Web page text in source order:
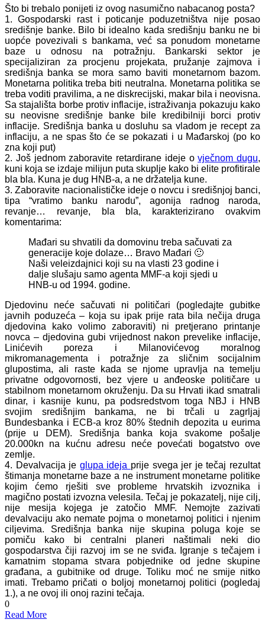
Što bi trebalo ponijeti iz ovog nasumično nabacanog posta?
1. Gospodarski rast i poticanje poduzetništva nije posao
središnje banke. Bilo bi idealno kada središnju banku ne bi
uopće povezivali s bankama, već sa ponudom monetarne
baze u odnosu na potražnju. Bankarski sektor je
specijaliziran za procjenu projekata, pružanje zajmova i
središnja banka se mora samo baviti monetarnom bazom.
Monetarna politika treba biti neutralna. Monetarna politika se
treba voditi pravilima, a ne diskrecijski, makar bila i neovisna.
Sa stajališta borbe protiv inflacije, istraživanja pokazuju kako
su neovisne središnje banke bile kredibilniji borci protiv
inflacije. Središnja banka u dosluhu sa vladom je recept za
inflaciju, a ne spas što će se pokazati i u Mađarskoj (po ko
zna koji put)
2. Još jednom zaboravite retardirane ideje ovječnom dugu,
kuni koja se izdaje milijun puta skuplje kako bi elite profitirale
bla bla. Kuna je dug HNB-a, a ne držatelja kune.
3. Zaboravite nacionalističke ideje o novcu i središnjoj banci,
tipa “vratimo banku narodu”, agonija radnog naroda,
revanje… revanje, bla bla, karakterizirano ovakvim
komentarima:
Mađari su shvatili da domovinu treba sačuvati za
generacije koje dolaze… Bravo Mađari 🙂
Naši veleizdajnici koji su na vlasti 23 godine i
dalje slušaju samo agenta MMF-a koji sjedi u
HNB-u od 1994. godine.
Djedovinu neće sačuvati ni političari (pogledajte gubitke
javnih poduzeća – koja su ipak prije rata bila nečija druga
djedovina kako volimo zaboraviti) ni pretjerano printanje
novca – djedovina gubi vrijednost nakon prevelike inflacije,
Linićevih poreza i Milanovićevog moralnog
mikromanagementa i potražnje za sličnim socijalnim
glupostima, ali raste kada se njome upravlja na temelju
privatne odgovornosti, bez vjere u anđeoske političare u
stabilnom monetarnom okruženju. Da su Hrvati ikad smatrali
dinar, i kasnije kunu, pa podsredstvom toga NBJ i HNB
svojim središnjim bankama, ne bi trčali u zagrljaj
Bundesbanka i ECB-a kroz 80% štednih depozita u eurima
(prije u DEM). Središnja banka koja svakome pošalje
20.000kn na kućnu adresu neće povećati bogatstvo ove
zemlje.
4. Devalvacija je glupa ideja prije svega jer je tečaj rezultat
štimanja monetarne baze a ne instrument monetarne politike
kojim ćemo rješiti sve probleme hrvatskih izvoznika i
magično postati izvozna velesila. Tečaj je pokazatelj, nije cilj,
nije mesija kojega je zatočio MMF. Nemojte zazivati
devalvaciju ako nemate pojma o monetarnoj politici i njenim
ciljevima. Središnja banka nije skupina poluga koje se
pomiču kako bi centralni planeri naštimali neki dio
gospodarstva čiji razvoj im se ne sviđa. Igranje s tečajem i
kamatnim stopama stvara pobjednike od jedne skupine
građana, a gubitnike od druge. Toliku moć ne smije nitko
imati. Trebamo pričati o boljoj monetarnoj politici (pogledaj
1.), a ne ovoj ili onoj razini tečaja.
0
Read More